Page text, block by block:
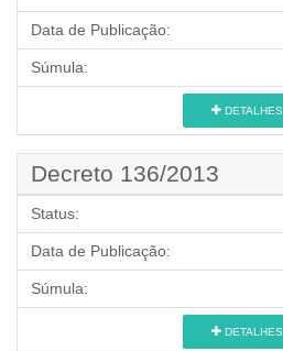
Data de Publicação:
Súmula:
DETALHES
Decreto 136/2013
Status:
Data de Publicação:
Súmula:
DETALHES